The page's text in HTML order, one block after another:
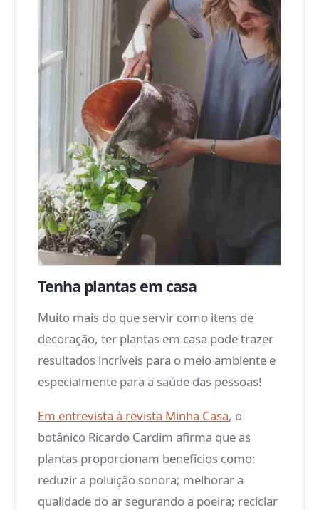
Tenha plantas em casa
Muito mais do que servir como itens de
decoração, ter plantas em casa pode trazer
resultados incríveis para o meio ambiente e
especialmente para a saúde das pessoas!
Em entrevista à revista Minha Casa, o
botânico Ricardo Cardim afirma que as
plantas proporcionam benefícios como:
reduzir a poluição sonora; melhorar a
qualidade do ar segurando a poeira; reciclar